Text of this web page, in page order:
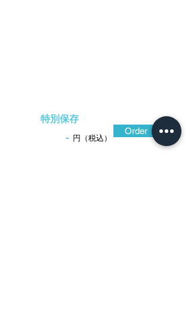
特別保存
- 円（税込）
Order